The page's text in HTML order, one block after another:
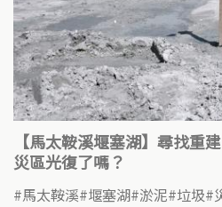
【馬太鞍溪堰塞湖】尋找重
災區光復了嗎？
馬太鞍溪 堰塞湖 淤泥 垃圾